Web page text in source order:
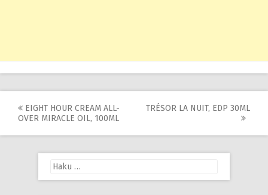
Post
navigation
EIGHT HOUR CREAM ALL-
OVER MIRACLE OIL, 100ML
TRÉSOR LA NUIT, EDP 30ML
Haku: